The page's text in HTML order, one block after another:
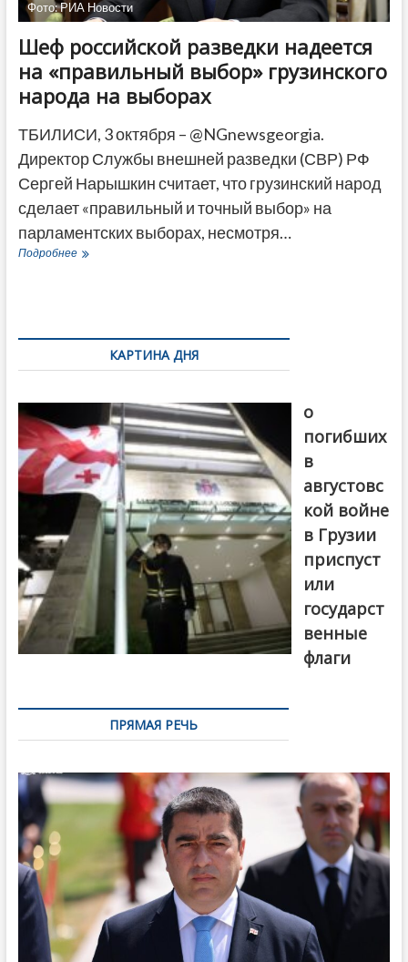
Фото: РИА Новости
Шеф российской разведки надеется
на «правильный выбор» грузинского
народа на выборах
ТБИЛИСИ, 3 октября – @NGnewsgeorgia.
Директор Службы внешней разведки (СВР) РФ
Сергей Нарышкин считает, что грузинский народ
сделает «правильный и точный выбор» на
парламентских выборах, несмотря…
ПодробнееШеф
выбор»
грузинского
на
выборах
КАРТИНА ДНЯ
о
погибших
в
августовс
кой войне
в Грузии
приспуст
или
государст
венные
флаги
ПРЯМАЯ РЕЧЬ